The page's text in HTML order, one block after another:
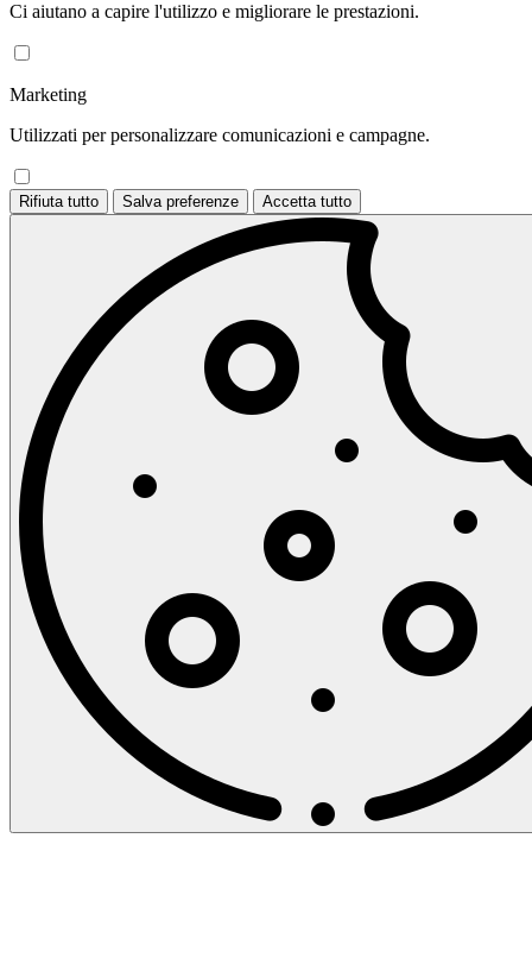
Ci aiutano a capire l'utilizzo e migliorare le prestazioni.
Marketing
Utilizzati per personalizzare comunicazioni e campagne.
Rifiuta tutto Salva preferenze Accetta tutto